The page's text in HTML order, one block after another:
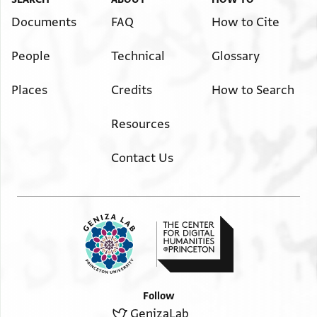
בא//מ[.//.
] נחמו נח ע יא אלה ותעלם חצרתה אן אלאטפאל מא
Documents
People
Places
FAQ
Technical
Credits
Resources
Contact Us
How to Cite
Glossary
How to Search
Follow
GenizaLab